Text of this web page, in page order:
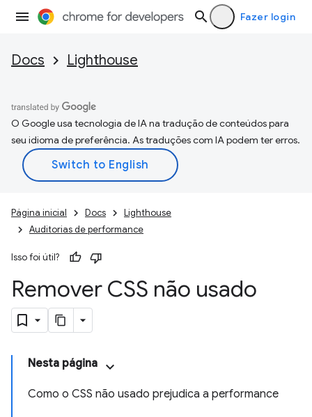
Fazer login
Docs Lighthouse
O Google usa tecnologia de IA na tradução de conteúdos para
seu idioma de preferência. As traduções com IA podem ter erros.
Página inicial Docs
Lighthouse
Auditorias de performance
Isso foi útil?
Remover CSS não usado
Nesta página
Como o CSS não usado prejudica a performance